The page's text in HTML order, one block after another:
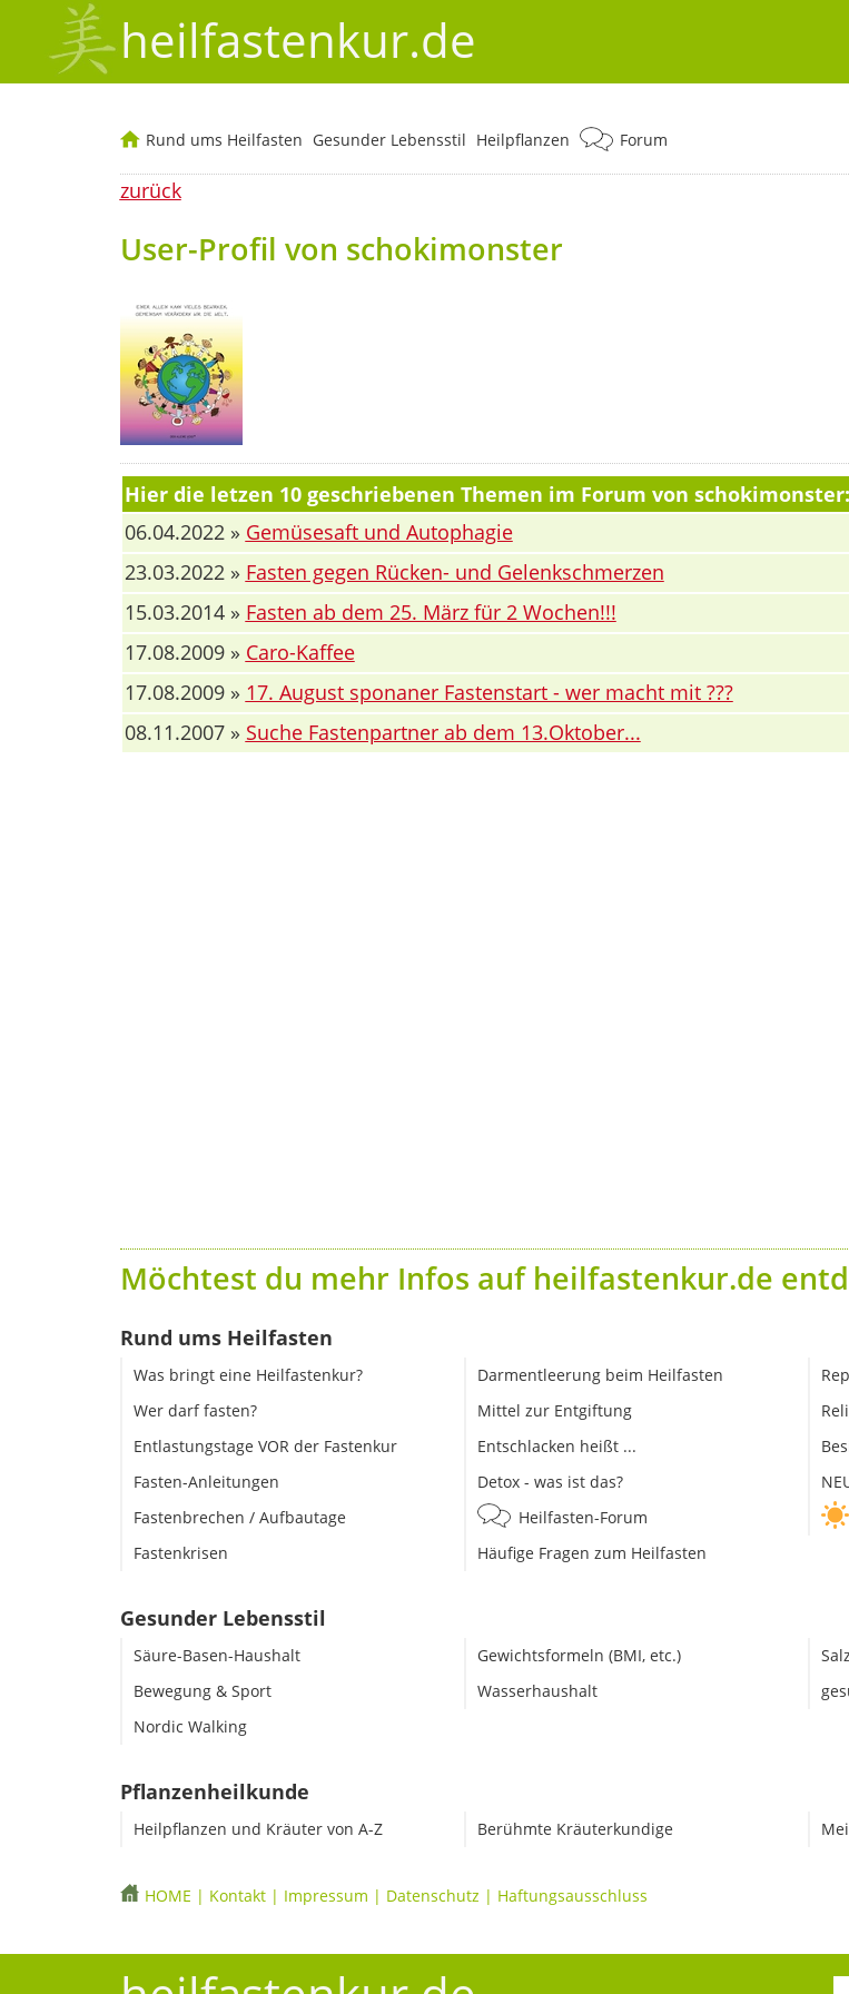
heilfastenkur.de
Rund ums Heilfasten Gesunder Lebensstil Heilpflanzen Forum
zurück
User-Profil von schokimonster
Hier die letzen 10 geschriebenen Themen im Forum von schokimonster:
06.04.2022 » Gemüsesaft und Autophagie
23.03.2022 » Fasten gegen Rücken- und Gelenkschmerzen
15.03.2014 » Fasten ab dem 25. März für 2 Wochen!!!
17.08.2009 » Caro-Kaffee
17.08.2009 » 17. August sponaner Fastenstart - wer macht mit ???
08.11.2007 » Suche Fastenpartner ab dem 13.Oktober...
Möchtest du mehr Infos auf heilfastenkur.de
Rund ums Heilfasten
Was bringt eine Heilfastenkur?
Wer darf fasten?
Entlastungstage VOR der Fastenkur
Fasten-Anleitungen
Fastenbrechen / Aufbautage
Fastenkrisen
Darmentleerung beim Heilfasten
Mittel zur Entgiftung
Entschlacken heißt ...
Detox - was ist das?
Heilfasten-Forum
Häufige Fragen zum Heilfasten
Gesunder Lebensstil
Säure-Basen-Haushalt
Bewegung & Sport
Nordic Walking
Gewichtsformeln (BMI, etc.)
Wasserhaushalt
Pflanzenheilkunde
Heilpflanzen und Kräuter von A-Z Berühmte Kräuterkundige
HOME | Kontakt| Impressum | Datenschutz | Haftungsausschluss